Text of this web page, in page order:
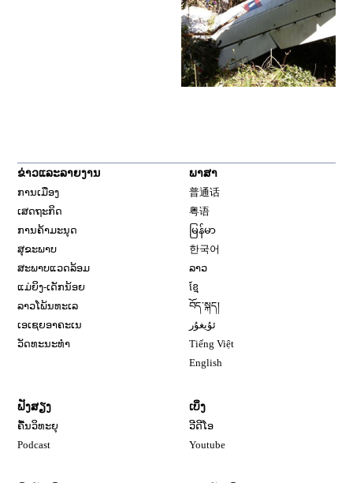
ຂ່າວແລະລາຍງານ
ການເມືອງ
ເສດຖະກິດ
ການຄ້າມະນຸດ
ສຸຂະພາບ
ສະພາບແວດລ້ອມ
ແມ່ຍິງ-ເດັກນ້ອຍ
ລາວໂພ້ນທະເລ
ເອເຊຍອາຄະເນ
ວັດທະນະທຳ
ພາສາ
普通话
粤语
မြန်မာ
한국어
ລາວ
ខ្មែ
བོད་སྐད།
ئۇيغۇر
Tiếng Việt
English
ຟັງສຽງ
ຄື້ນວິທະຍຸ
Podcast
ເບິ່ງ
ວີດີໂອ
Youtube